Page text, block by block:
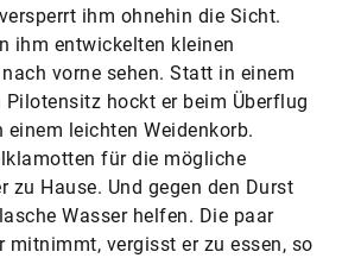
ihm ohnehin die Sicht.
ihm entwickelten kleinen
vorne sehen. Statt in einem
Pilotensitz hockt er beim Überflug
leichten Weidenkorb.
für die mögliche
zu Hause. Und gegen den Durst
Wasser helfen. Die paar
mitnimmt, vergisst er zu essen, so